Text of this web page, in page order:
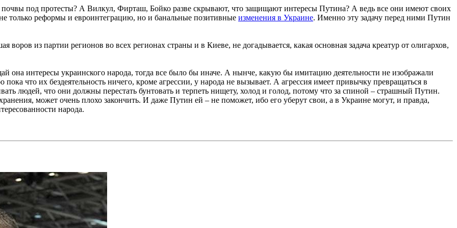
под протесты? А Вилкул, Фирташ, Бойко разве скрывают, что защищают интересы Путина? А ведь все они имеют своих
только реформы и евроинтеграцию, но и банальные позитивные изменения в Украине. Именно эту задачу перед ними Путин
воров из партии регионов во всех регионах страны и в Киеве, не догадывается, какая основная задача креатур от олигархов,
она интересы украинского народа, тогда все было бы иначе. А нынче, какую бы имитацию деятельности не изображали
что их бездеятельность ничего, кроме агрессии, у народа не вызывает. А агрессия имеет привычку превращаться в
людей, что они должны перестать бунтовать и терпеть нищету, холод и голод, потому что за спиной – страшный Путин.
может очень плохо закончить. И даже Путин ей – не поможет, ибо его уберут свои, а в Украине могут, и правда,
народа.